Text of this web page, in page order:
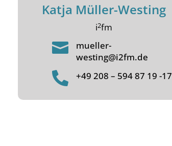
Katja Müller-Westing
i2fm

mueller-
westing@i2fm.de
 +49 208 – 594 87 19 -17